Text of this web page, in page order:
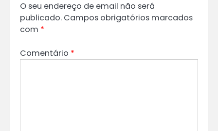
O seu endereço de email não será
publicado. Campos obrigatórios marcados
com *
Comentário *